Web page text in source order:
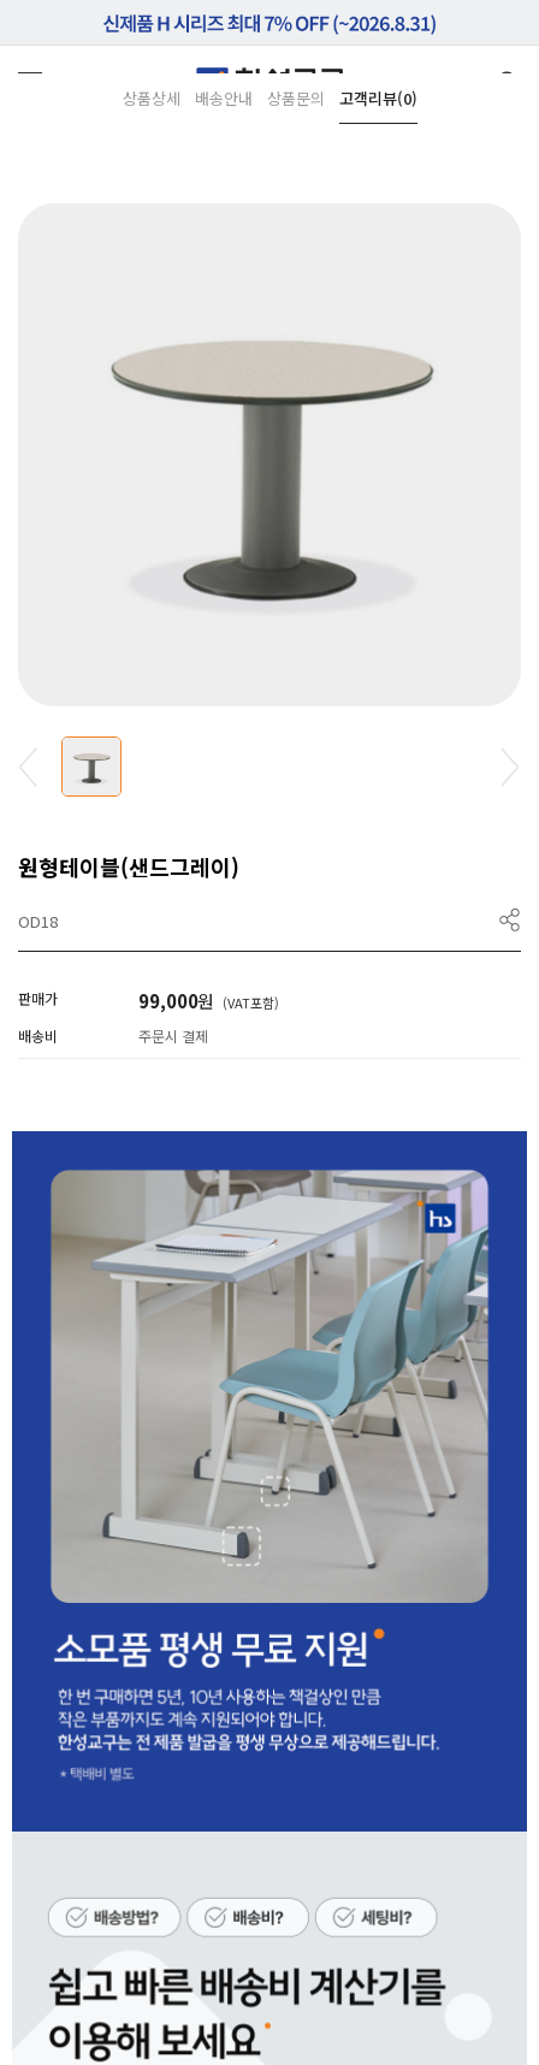
원형테이블(샌드그레이)
OD18
판매가 99,000원 (VAT포함)
배송비 주문시 결제
상품상세 배송안내 상품문의 고객리뷰(0)